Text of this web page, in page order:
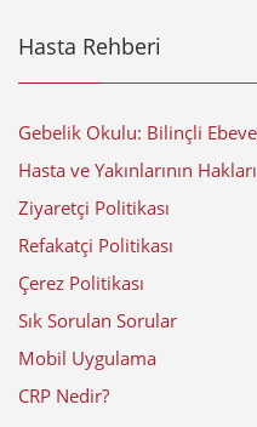
Hasta Rehberi
Gebelik Okulu: Bilinçli
Hasta ve Yakınlarının Hakları
Ziyaretçi Politikası
Refakatçi Politikası
Çerez Politikası
Sık Sorulan Sorular
Mobil Uygulama
CRP Nedir?